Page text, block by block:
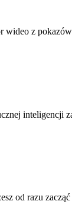
z
inteligencji
od razu zacząć